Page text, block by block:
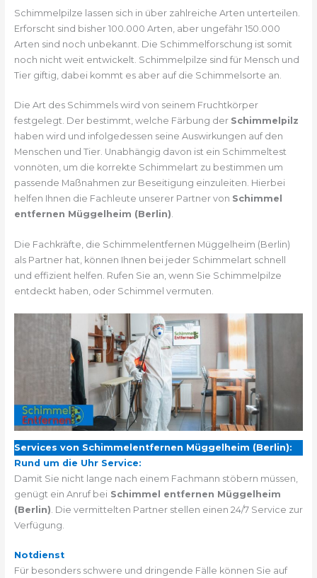
Schimmelpilze lassen sich in über zahlreiche Arten unterteilen.
Erforscht sind bisher 100.000 Arten, aber ungefähr 150.000
Arten sind noch unbekannt. Die Schimmelforschung ist somit
noch nicht weit entwickelt. Schimmelpilze sind für Mensch und
Tier giftig, dabei kommt es aber auf die Schimmelsorte an.
Die Art des Schimmels wird von seinem Fruchtkörper
festgelegt. Der bestimmt, welche Färbung der Schimmelpilz
haben wird und infolgedessen seine Auswirkungen auf den
Menschen und Tier. Unabhängig davon ist ein Schimmeltest
vonnöten, um die korrekte Schimmelart zu bestimmen um
passende Maßnahmen zur Beseitigung einzuleiten. Hierbei
helfen Ihnen die Fachleute unserer Partner von Schimmel
entfernen Müggelheim (Berlin).
Die Fachkräfte, die Schimmelentfernen Müggelheim (Berlin)
als Partner hat, können Ihnen bei jeder Schimmelart schnell
und effizient helfen. Rufen Sie an, wenn Sie Schimmelpilze
entdeckt haben, oder Schimmel vermuten.
Services von Schimmelentfernen Müggelheim (Berlin):
Rund um die Uhr Service:
Damit Sie nicht lange nach einem Fachmann stöbern müssen,
genügt ein Anruf bei Schimmel entfernen Müggelheim
(Berlin) . Die vermittelten Partner stellen einen 24/7 Service zur
Verfügung.
Notdienst
Für besonders schwere und dringende Fälle können Sie auf